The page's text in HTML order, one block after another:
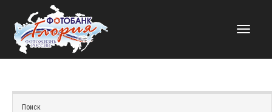
НАВИГАЦИЯ
Поиск